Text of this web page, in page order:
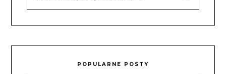
POPULARNE POSTY